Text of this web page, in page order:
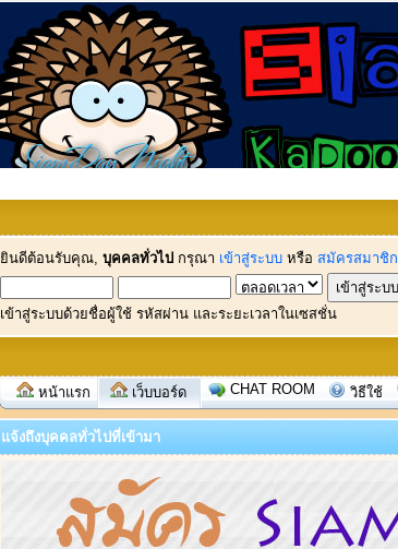
ยินดีต้อนรับคุณ, บุคคลทั่วไป กรุณา เข้าสู่ระบบ หรือ สมัครสมาชิก
เข้าสู่ระบบด้วยชื่อผู้ใช้ รหัสผ่าน และระยะเวลาในเซสชั่น
หน้าแรก เว็บบอร์ด CHAT ROOM วิธีใช้
แจ้งถึงบุคคลทั่วไปที่เข้ามา